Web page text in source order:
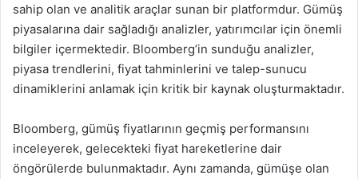
sahip olan ve analitik araçlar sunan bir platformdur. Gümüş
piyasalarına dair sağladığı analizler, yatırımcılar için önemli
bilgiler içermektedir. Bloomberg’in sunduğu analizler,
piyasa trendlerini, fiyat tahminlerini ve talep-sunucu
dinamiklerini anlamak için kritik bir kaynak oluşturmaktadır.
Bloomberg, gümüş fiyatlarının geçmiş performansını
inceleyerek, gelecekteki fiyat hareketlerine dair
öngörülerde bulunmaktadır. Aynı zamanda, gümüşe olan